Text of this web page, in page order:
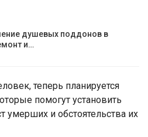
душевых поддонов в
и…
теперь планируется
помогут установить
умерших и обстоятельства их